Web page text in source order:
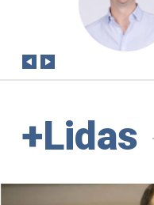
sucessório
+Lidas